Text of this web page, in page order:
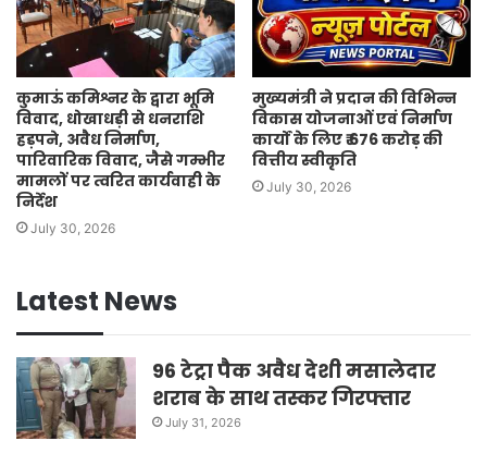
कुमाऊं कमिश्नर के द्वारा भूमि
विवाद, धोखाधड़ी से धनराशि
हड़पने, अवैध निर्माण,
पारिवारिक विवाद, जैसे गम्भीर
मामलों पर त्वरित कार्यवाही के
निर्देश
July 30, 2026
मुख्यमंत्री ने प्रदान की विभिन्न
विकास योजनाओं एवं निर्माण
कार्यों के लिए ₹ 676 करोड़ की
वित्तीय स्वीकृति
July 30, 2026
Latest News
96 टेट्रा पैक अवैध देशी मसालेदार
शराब के साथ तस्कर गिरफ्तार
July 31, 2026